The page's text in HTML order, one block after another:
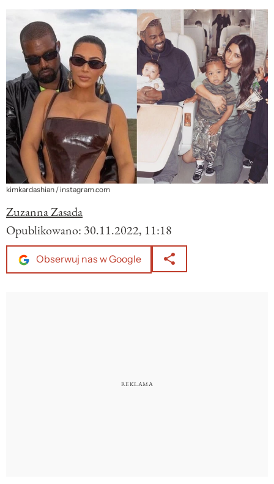
kimkardashian / instagram.com
Zuzanna Zasada
Opublikowano: 30.11.2022, 11:18
Obserwuj nas w Google